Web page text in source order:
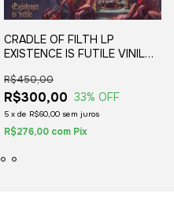
CRADLE OF FILTH LP
EXISTENCE IS FUTILE VINIL
R$300,00
R$450,00
33% OFF
5 x de R$60,00 sem juros
R$276,00 com Pix